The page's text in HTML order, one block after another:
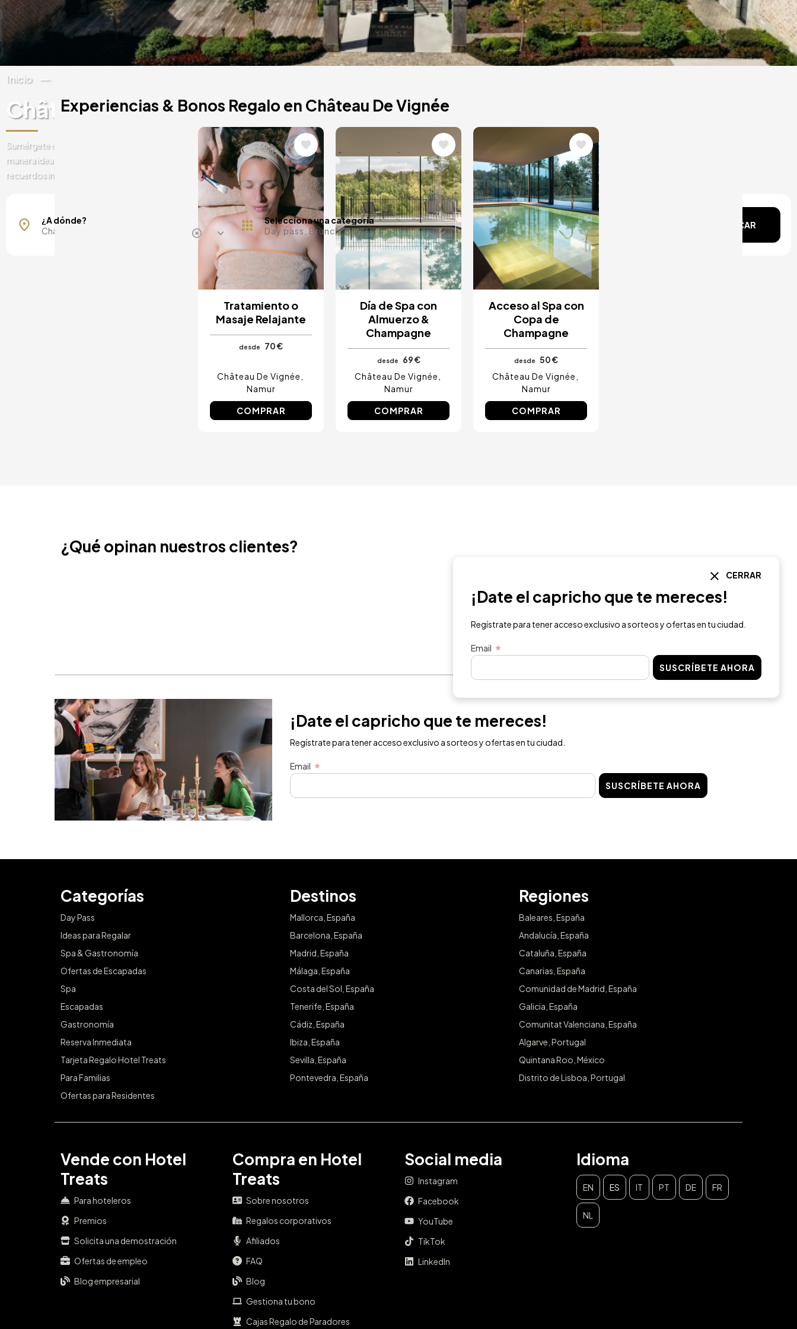
Inicio
Château De Vignée
Sumérgete en una experiencia inolvidable en el Hotel Château De Vignée en Bélgica. La
manera ideal de pasar un día diferente rodeado de magníficos paisajes y creando
recuerdos inolvidables, ¿te lo vas a perder?
Barcelona, España
Madrid, España
Ámsterdam, Países Bajos
¿A dónde?
Selecciona una categoría
Day pass, Brunch, Spa...
¿Alguna fecha?
BUSCAR
Experiencias & Bonos Regalo en Château De Vignée
Image
Tratamiento o
Masaje Relajante
desde 70 €
Château De Vignée
Namur
COMPRAR
Día de Spa con
Almuerzo &
Champagne
desde
69 €
Château De Vignée
Namur
COMPRAR
Image
Acceso al Spa con
Copa de
Champagne
desde
50 €
Château De Vignée
Namur
COMPRAR
¿Qué opinan nuestros clientes?
¡Date el capricho que te mereces!
Regístrate para tener acceso exclusivo a sorteos y ofertas en tu ciudad.
Email
SUSCRÍBETE AHORA
Categorías
Day Pass
Ideas para Regalar
Spa & Gastronomía
Ofertas de Escapadas
Spa
Escapadas
Gastronomía
Reserva Inmediata
Tarjeta Regalo Hotel Treats
Para Familias
Ofertas para Residentes
Destinos
Mallorca, España
Barcelona, España
Madrid, España
Málaga, España
Costa del Sol, España
Tenerife, España
Cádiz, España
Ibiza, España
Sevilla, España
Pontevedra, España
Regiones
Baleares, España
Andalucía, España
Cataluña, España
Canarias, España
Comunidad de Madrid, España
Galicia, España
Comunitat Valenciana, España
Algarve, Portugal
Quintana Roo, México
Distrito de Lisboa, Portugal
Vende con Hotel
Treats
Para hoteleros
Premios
Solicita una demostración
Ofertas de empleo
Blog empresarial
Compra en Hotel
Treats
Sobre nosotros
Regalos corporativos
Afiliados
FAQ
Blog
Gestiona tu bono
Cajas Regalo de Paradores
Social media
Instagram
Facebook
YouTube
TikTok
LinkedIn
Idioma
EN ES IT PT DE FR
NL
CERRAR
¡Date el capricho que te mereces!
Regístrate para tener acceso exclusivo a sorteos y ofertas en tu ciudad.
Email
SUSCRÍBETE AHORA